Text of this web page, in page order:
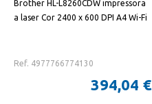
Brother HL-L8260CDW impressora
a laser Cor 2400 x 600 DPI A4 Wi-Fi
Ref. 4977766774130
394,04 €